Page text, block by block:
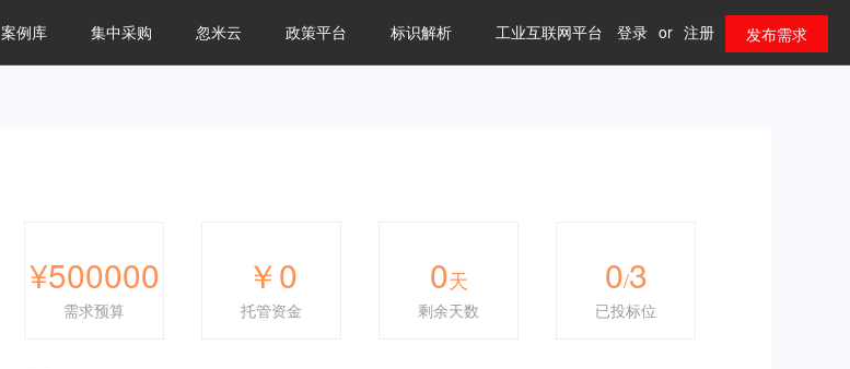
案例库 集中采购 忽米云 政策平台 标识解析 工业互联网平台 登录 or 注册 发布需求
¥500000
需求预算
￥0
托管资金
0天
剩余天数
0/3
已投标位